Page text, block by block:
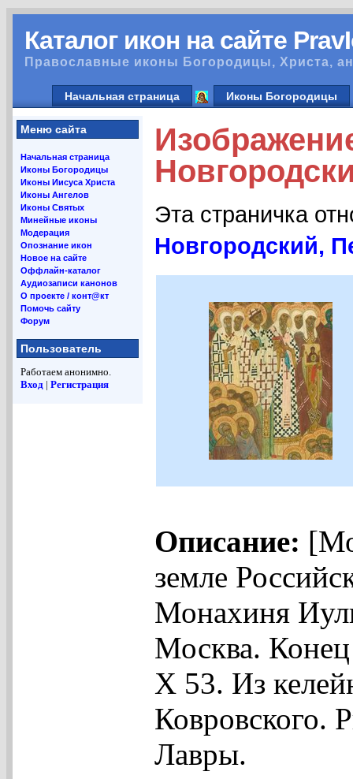
Каталог икон на сайте
Православные иконы Богородицы, Христа,
Начальная страница Иконы Богородицы
Меню сайта
Начальная страница
Иконы Богородицы
Иконы Иисуса Христа
Иконы Ангелов
Иконы Святых
Минейные иконы
Модерация
Опознание икон
Новое на сайте
Оффлайн-каталог
Аудиозаписи канонов
О проекте / конт@кт
Помочь сайту
Форум
Пользователь
Работаем анонимно.
Вход | Регистрация
Эта страничка
Новгородский,
Описание:
земле
Монахиня
Москва.
Х 53. Из
Ковровского.
Лавры.